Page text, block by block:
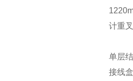
计重
单层
接线